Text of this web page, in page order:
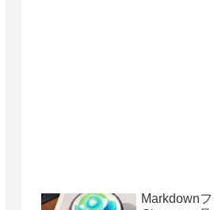
Markdown